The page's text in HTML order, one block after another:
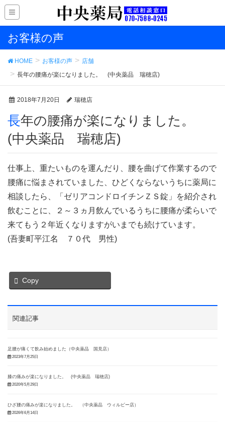
お客様の声
HOME お客様の声
店舗
長年の腰痛が楽になりました。 (中央薬品 瑞穂店)
2018年7月20日 瑞穂店
長年の腰痛が楽になりました。
(中央薬品 瑞穂店)
仕事上、重たいものを運んだり、腰を曲げて作業するので
腰痛に悩まされていました、ひどくならないうちに薬局に
相談したら、「ゼリアコンドロイチンＺＳ錠」を紹介され
飲むことに、２～３ヵ月飲んでいるうちに腰痛が柔らいで
来てもう２年近くなりますがいまでも続けています。
(吾妻町平江名 ７０代 男性)
Copy
関連記事
足腰が痛くて飲み始めました（中央薬品 国見店）
2023年7月25日
膝の痛みが楽になりました。 (中央薬品 瑞穂店)
2020年5月29日
ひざ腰の痛みが楽になりました。 （中央薬品 ウィルビー店）
2026年6月14日